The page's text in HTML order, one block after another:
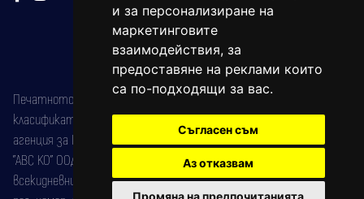
и за персонализиране на
маркетинговите
взаимодействия, за
предоставяне на реклами които
са по-подходящи за вас.
Съгласен съм
Аз отказвам
Промяна на предпочитанията
Печатното издание на вестника е регистрирано в националния
класификатор на печатните издания (Българска национална
агенция за ISSN) под номер: ISSN 1312-4722.
"АВС КО" ООД е притежател на марката: Вяра информационен
всекидневник на югозападна България, със свидетелство за марка